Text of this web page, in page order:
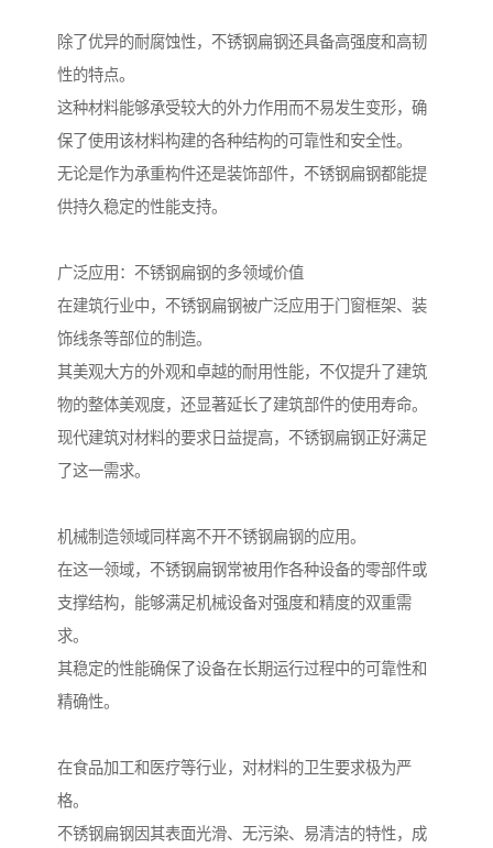
除了优异的耐腐蚀性，不锈钢扁钢还具备高强度和高韧
性的特点。
这种材料能够承受较大的外力作用而不易发生变形，确
保了使用该材料构建的各种结构的可靠性和安全性。
无论是作为承重构件还是装饰部件，不锈钢扁钢都能提
供持久稳定的性能支持。
广泛应用：不锈钢扁钢的多领域价值
在建筑行业中，不锈钢扁钢被广泛应用于门窗框架、装
饰线条等部位的制造。
其美观大方的外观和卓越的耐用性能，不仅提升了建筑
物的整体美观度，还显著延长了建筑部件的使用寿命。
现代建筑对材料的要求日益提高，不锈钢扁钢正好满足
了这一需求。
机械制造领域同样离不开不锈钢扁钢的应用。
在这一领域，不锈钢扁钢常被用作各种设备的零部件或
支撑结构，能够满足机械设备对强度和精度的双重需
求。
其稳定的性能确保了设备在长期运行过程中的可靠性和
精确性。
在食品加工和医疗等行业，对材料的卫生要求极为严
格。
不锈钢扁钢因其表面光滑、无污染、易清洁的特性，成